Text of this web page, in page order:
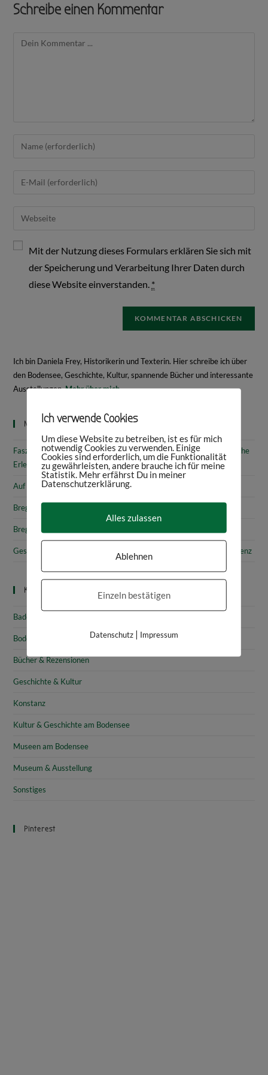
Schreibe einen Kommentar
Mit der Nutzung dieses Formulars erklären Sie sich mit
der Speicherung und Verarbeitung Ihrer Daten durch
diese Website einverstanden. *
Ich bin Daniela Frey, Historikerin und Texterin. Hier schreibe ich über
den Bodensee, Geschichte, Kultur, spannende Bücher und interessante
Ausstellungen.Mehr über mich
Neueste Beiträge
Faszinierende Geschichte & fantastische Kunst: 10 (kunst)historische
Erlebnisse am Bodensee
Auf den Spuren von Annette von Droste-Hülshoff in Meersburg
Bregenz: Kirchen, Kapellen & Kultur
Bregenz: Stadtgeschichte & Sehenswürdigkeiten
Gesammelte Schätze Vorarlbergs: Das vorarlberg museum in Bregenz
Kategorien
Baden-Württemberg
Bodensee
Bücher & Rezensionen
Geschichte & Kultur
Konstanz
Kultur & Geschichte am Bodensee
Museen am Bodensee
Museum & Ausstellung
Sonstiges
Pinterest
Ich verwende Cookies
Um diese Website zu betreiben, ist es für mich
notwendig Cookies zu verwenden. Einige
Cookies sind erforderlich, um die Funktionalität
zu gewährleisten, andere brauche ich für meine
Statistik. Mehr erfährst Du in meiner
Datenschutzerklärung.
Alles zulassen
Ablehnen
Einzeln bestätigen
Datenschutz| Impressum